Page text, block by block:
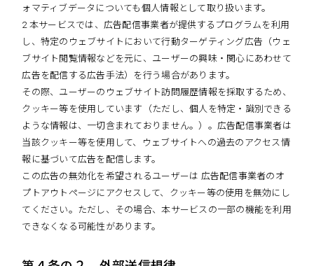
ォマティブデータについても個人情報として取り扱います。
2 本サービスでは、広告配信事業者が提供するプログラムを利用
し、特定のウェブサイトにおいて行動ターゲティング広告（ウェ
ブサイト閲覧情報などを元に、ユーザーの興味・関心にあわせて
広告を配信する広告手法）を行う場合があります。
その際、ユーザーのウェブサイト訪問履歴情報を採取するため、
クッキー等を使用しています（ただし、個人を特定・識別できる
ような情報は、一切含まれておりません。）。広告配信事業者は
当該クッキー等を使用して、ウェブサイトへの過去のアクセス情
報に基づいて広告を配信します。
この広告の無効化を希望されるユーザーは 広告配信事業者のオ
プトアウトページにアクセスして、クッキー等の使用を無効にし
てください。ただし、その場合、本サービスの一部の機能を利用
できなくなる可能性があります。